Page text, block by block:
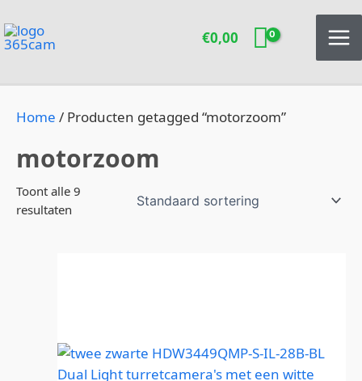
naar
de
€0,00
Home / Producten getagged “motorzoom”
motorzoom
Toont alle 9
resultaten